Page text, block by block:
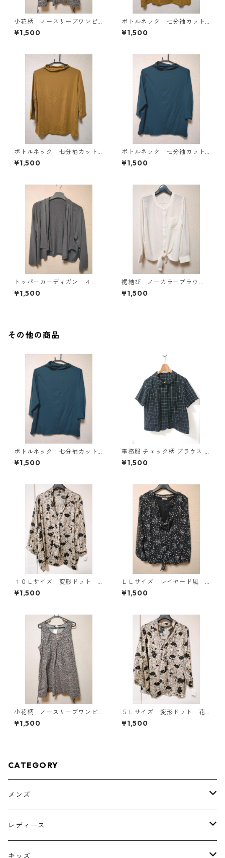
小花柄 ノースリーブワンピ
ース ４Ｌ ブラック KAE-
4819
¥1,500
ボトルネック 七分袖カット
ソー ４Ｌ マスタード KA
E-4818
¥1,500
ボトルネック 七分袖カット
ソー ４Ｌ マスタード KA
E-4816
¥1,500
ボトルネック 七分袖カット
ソー ４Ｌ ティールグリー
ン KAE-4815
¥1,500
トッパーカーディガン ４
Ｌ グレー KAE-4814
¥1,500
裾結び ノーカラーブラウ
ス ３Ｌ アイボリー KAE-
4813
¥1,500
その他の商品
ボトルネック 七分袖カット
ソー ４Ｌ ティールグリー
ン KAE-4815
¥1,500
事務服 チェック柄 ブラウス 3
L ブラック ◆KIY-1298◆
¥1,500
１０Ｌサイズ 変形ドット
花柄 ボウタイブラウス オ
フホワイト KAE-4773
¥1,500
ＬＬサイズ レイヤード風
シフォンブラウス ブラッ
ク KAE-4786
¥1,500
小花柄 ノースリーブワンピ
ース ４Ｌ ブラック KAE-
4819
¥1,500
５Ｌサイズ 変形ドット 花
柄 ボウタイブラウス オフ
ホワイト KAE-4765
¥1,500
CATEGORY
メンズ
トップス
ボトムス
レディース
トップス
キッズ